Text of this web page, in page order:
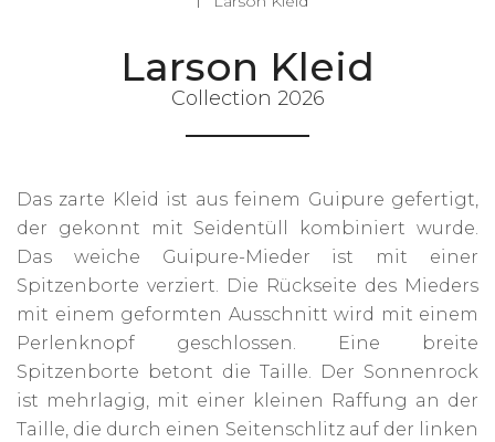
Larson Kleid
Collection 2026
Das zarte Kleid ist aus feinem Guipure gefertigt,
der gekonnt mit Seidentüll kombiniert wurde.
Das weiche Guipure-Mieder ist mit einer
Spitzenborte verziert. Die Rückseite des Mieders
mit einem geformten Ausschnitt wird mit einem
Perlenknopf geschlossen. Eine breite
Spitzenborte betont die Taille. Der Sonnenrock
ist mehrlagig, mit einer kleinen Raffung an der
Taille, die durch einen Seitenschlitz auf der linken